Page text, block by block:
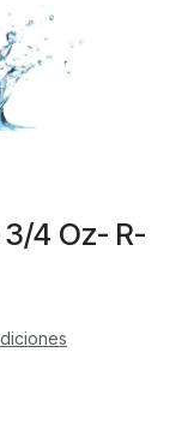
4 Oz- R-